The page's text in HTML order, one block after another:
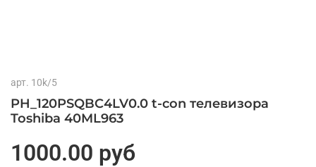
арт. 10k/5
PH_120PSQBC4LV0.0 t-con телевизора
Toshiba 40ML963
1000.00 руб